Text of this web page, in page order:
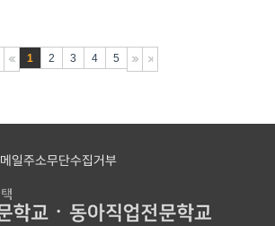
1 2 3 4 5
메일주소무단수집거부